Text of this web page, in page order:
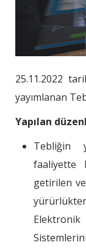
25.11.2022
yayımlanan
Yapılan
Tebliğin
faaliyette
getirilen